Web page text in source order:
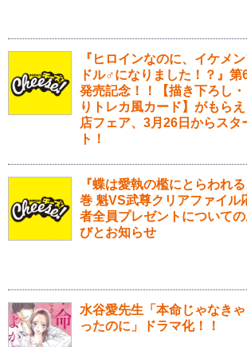
『ヒロインなのに、イケメ
ドル♂になりました！？』第
発売記念！！【描き下ろし
りトレカ風カード】がもら
店フェア、3月26日からスタ
ト！
『蝶は愛執の檻にとらわれ
巻 魁VS武尊クリアファイル
者全員プレゼントについて
びとお知らせ
水谷愛先生「本命じゃなき
ったのに」ドラマ化！！